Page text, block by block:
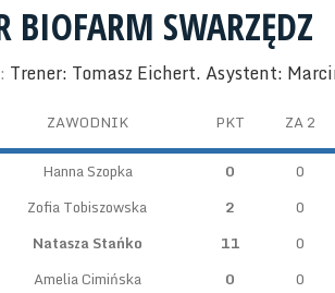
BIOFARM SWARZĘDZ
Trener: Tomasz Eichert. Asystent:
ZAWODNIK PKT ZA 2
Hanna Szopka 0 0
Zofia Tobiszowska 2 0
Natasza Stańko 11 0
Amelia Cimińska 0 0